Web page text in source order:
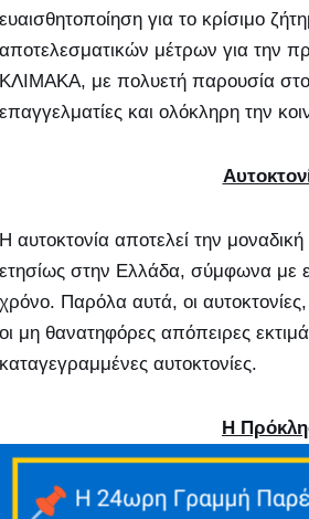
ευαισθητοποίηση για το κρίσιμο
αποτελεσματικών μέτρων για την
ΚΛΙΜΑΚΑ, με πολυετή παρουσία
επαγγελματίες και ολόκληρη την
Η αυτοκτονία αποτελεί την
ετησίως στην Ελλάδα, σύμφωνα με
χρόνο. Παρόλα αυτά, οι
οι μη θανατηφόρες απόπειρες
καταγεγραμμένες αυτοκτονίες.
Η